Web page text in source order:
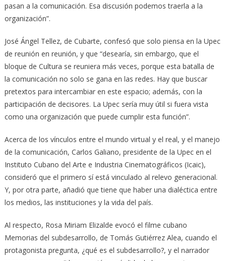
pasan a la comunicación. Esa discusión podemos traerla a la
organización”.
José Ángel Tellez, de Cubarte, confesó que solo piensa en la Upec
de reunión en reunión, y que “desearía, sin embargo, que el
bloque de Cultura se reuniera más veces, porque esta batalla de
la comunicación no solo se gana en las redes. Hay que buscar
pretextos para intercambiar en este espacio; además, con la
participación de decisores. La Upec sería muy útil si fuera vista
como una organización que puede cumplir esta función”.
Acerca de los vínculos entre el mundo virtual y el real, y el manejo
de la comunicación, Carlos Galiano, presidente de la Upec en el
Instituto Cubano del Arte e Industria Cinematográficos (Icaic),
consideró que el primero sí está vinculado al relevo generacional.
Y, por otra parte, añadió que tiene que haber una dialéctica entre
los medios, las instituciones y la vida del país.
Al respecto, Rosa Miriam Elizalde evocó el filme cubano
Memorias del subdesarrollo, de Tomás Gutiérrez Alea, cuando el
protagonista pregunta, ¿qué es el subdesarrollo?, y el narrador